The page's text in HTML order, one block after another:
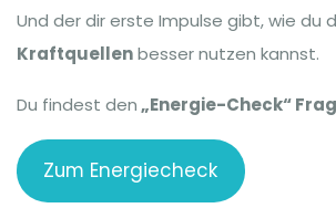
Und der dir erste Impulse gibt, wie du
Kraftquellenbesser nutzen kannst.
Du findest den „Energie-Check“
Zum Energiecheck